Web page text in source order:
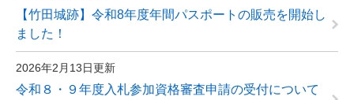
【竹田城跡】令和8年度年間パスポートの販売を開始し
ました！
2026年2月13日更新
令和８・９年度入札参加資格審査申請の受付について